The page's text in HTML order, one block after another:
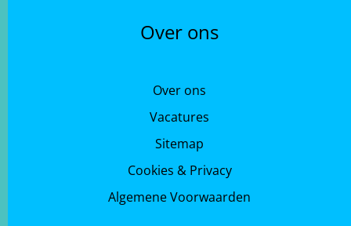
Over ons
Over ons
Vacatures
Sitemap
Cookies & Privacy
Algemene Voorwaarden